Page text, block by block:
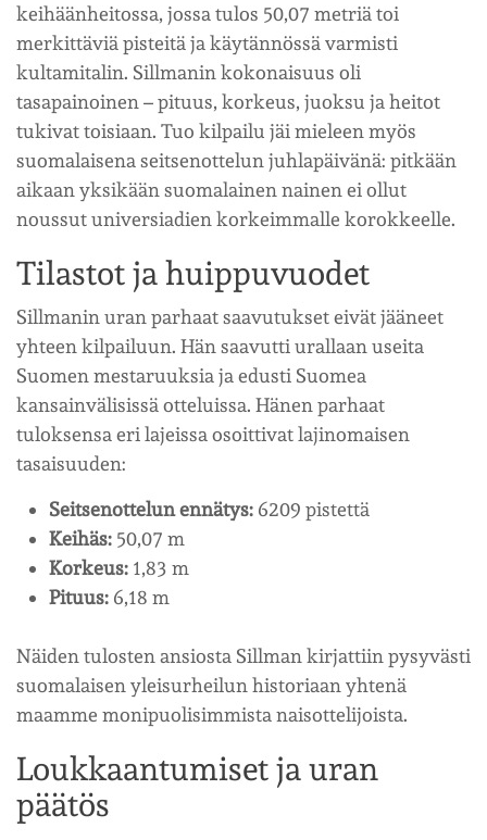
keihäänheitossa, jossa tulos 50,07 metriä toi
merkittäviä pisteitä ja käytännössä varmisti
kultamitalin. Sillmanin kokonaisuus oli
tasapainoinen – pituus, korkeus, juoksu ja heitot
tukivat toisiaan. Tuo kilpailu jäi mieleen myös
suomalaisena seitsenottelun juhlapäivänä: pitkään
aikaan yksikään suomalainen nainen ei ollut
noussut universiadien korkeimmalle korokkeelle.
Tilastot ja huippuvuodet
Sillmanin uran parhaat saavutukset eivät jääneet
yhteen kilpailuun. Hän saavutti urallaan useita
Suomen mestaruuksia ja edusti Suomea
kansainvälisissä otteluissa. Hänen parhaat
tuloksensa eri lajeissa osoittivat lajinomaisen
tasaisuuden:
Seitsenottelun ennätys: 6209 pistettä
Keihäs: 50,07 m
Korkeus: 1,83 m
Pituus: 6,18 m
Näiden tulosten ansiosta Sillman kirjattiin pysyvästi
suomalaisen yleisurheilun historiaan yhtenä
maamme monipuolisimmista naisottelijoista.
Loukkaantumiset ja uran
päätös